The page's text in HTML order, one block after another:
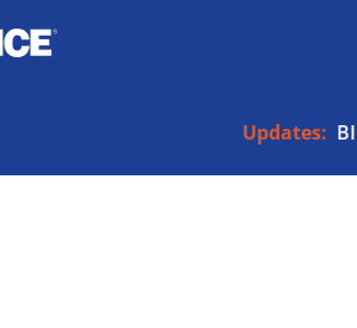
Updates: